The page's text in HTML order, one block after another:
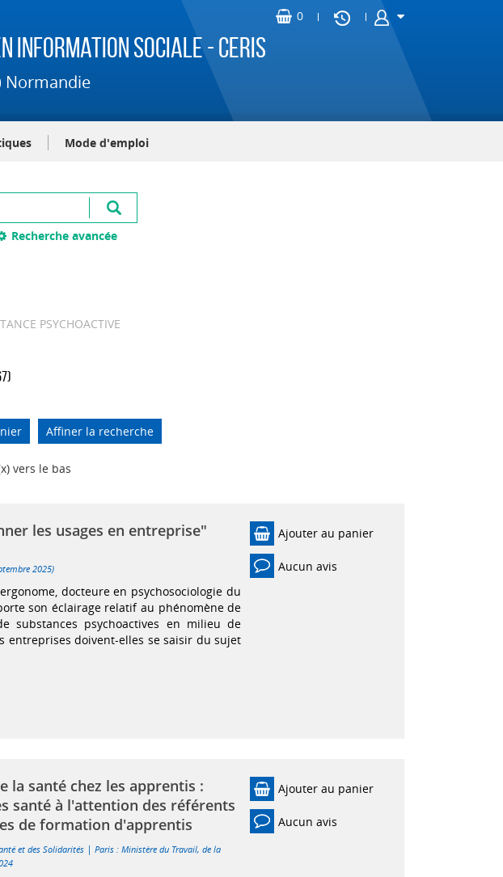
Sociale - CERIS
Normandie
Mode d'emploi
Recherche avancée
PSYCHOACTIVE
)
Affiner la recherche
vers le bas
les usages en entreprise"
2025)
docteure en psychosociologie du
son éclairage relatif au phénomène de
substances psychoactives en milieu de
entreprises doivent-elles se saisir du sujet
Ajouter au panier
Aucun avis
la santé chez les apprentis :
santé à l'attention des référents
de formation d'apprentis
et des Solidarités |Paris : Ministère du Travail, de la
Ajouter au panier
Aucun avis